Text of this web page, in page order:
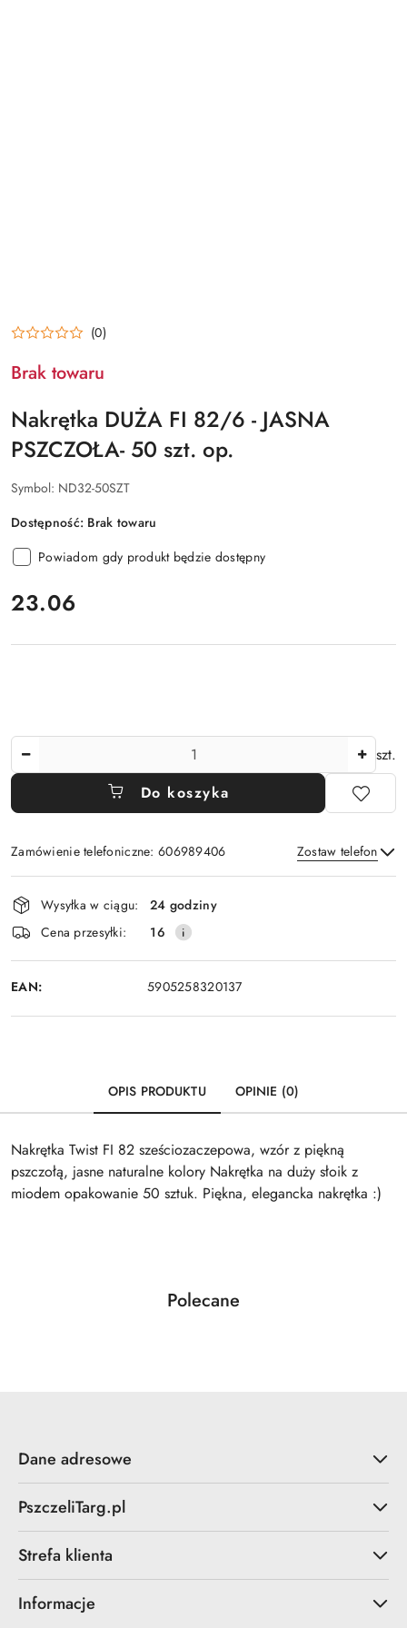
(0)
Brak towaru
Nakrętka DUŻA FI 82/6 - JASNA
PSZCZOŁA- 50 szt. op.
Symbol: ND32-50SZT
Dostępność: Brak towaru
Powiadom gdy produkt będzie dostępny
cena:
23.06
szt.
Do koszyka
Zamówienie telefoniczne: 606989406 Zostaw telefon
Wyślij
Dostępność
i
dostawa
Wysyłka w ciągu:
24 godziny
Cena przesyłki:
16
EAN: 5905258320137
OPIS PRODUKTU OPINIE (0)
Nakrętka Twist FI 82 sześciozaczepowa, wzór z piękną
pszczołą, jasne naturalne kolory Nakrętka na duży słoik z
miodem opakowanie 50 sztuk. Piękna, elegancka nakrętka :)
Pomiń karuzelę produktów
Produkty
Polecane
Dane adresowe
PszczeliTarg.pl
Strefa klienta
Informacje